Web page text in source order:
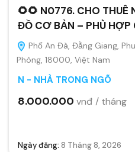
🌻🌻 N0776. CHO THUÊ
ĐỒ CƠ BẢN – PHÙ HỢP
Phố An Đà, Đằng Giang,
Phòng, 18000, Việt Nam
N - NHÀ TRONG NGÕ
8.000.000 vnđ / tháng
Ngày đăng: 8 Tháng 8, 2026